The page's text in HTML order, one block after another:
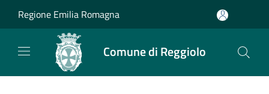
Regione Emilia Romagna
Comune di Reggiolo